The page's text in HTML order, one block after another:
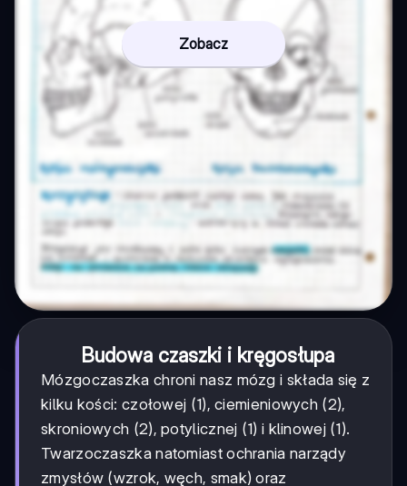
Zobacz
Budowa czaszki i kręgosłupa
Mózgoczaszka chroni nasz mózg i składa się z
kilku kości: czołowej (1), ciemieniowych (2),
skroniowych (2), potylicznej (1) i klinowej (1).
Twarzoczaszka natomiast ochrania narządy
zmysłów (wzrok, węch, smak) oraz